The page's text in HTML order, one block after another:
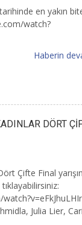
en yakın
watch?
Haberin
DÖRT
Çifte Final
Julia Lier,